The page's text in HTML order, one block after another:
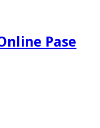
Pase